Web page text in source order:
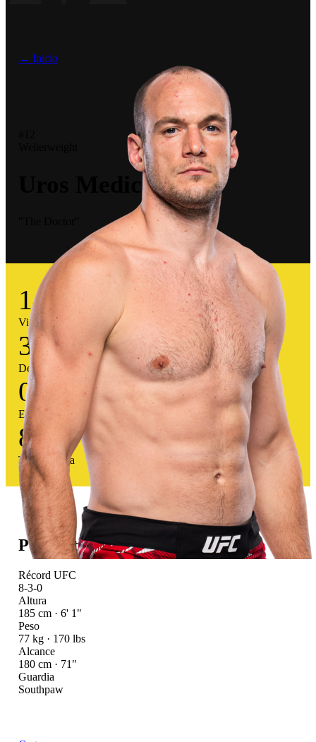
← Inicio
14
Victorias
3
Derrotas
0
Empates
82
Tasa victoria
Perfil atlético
Récord UFC
8-3-0
Altura
185 cm · 6' 1"
Peso
77 kg · 170 lbs
Alcance
180 cm · 71"
Guardia
Southpaw